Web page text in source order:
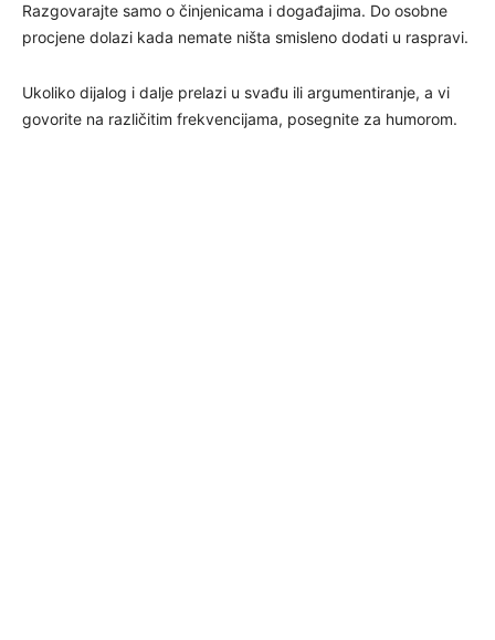
Razgovarajte samo o činjenicama i događajima. Do osobne
procjene dolazi kada nemate ništa smisleno dodati u raspravi.
Ukoliko dijalog i dalje prelazi u svađu ili argumentiranje, a vi
govorite na različitim frekvencijama, posegnite za humorom.